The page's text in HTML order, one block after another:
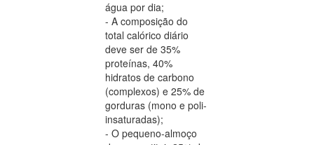
água por dia;
- A composição do
total calórico diário
deve ser de 35%
proteínas, 40%
hidratos de carbono
(complexos) e 25% de
gorduras (mono e poli-
insaturadas);
- O pequeno-almoço